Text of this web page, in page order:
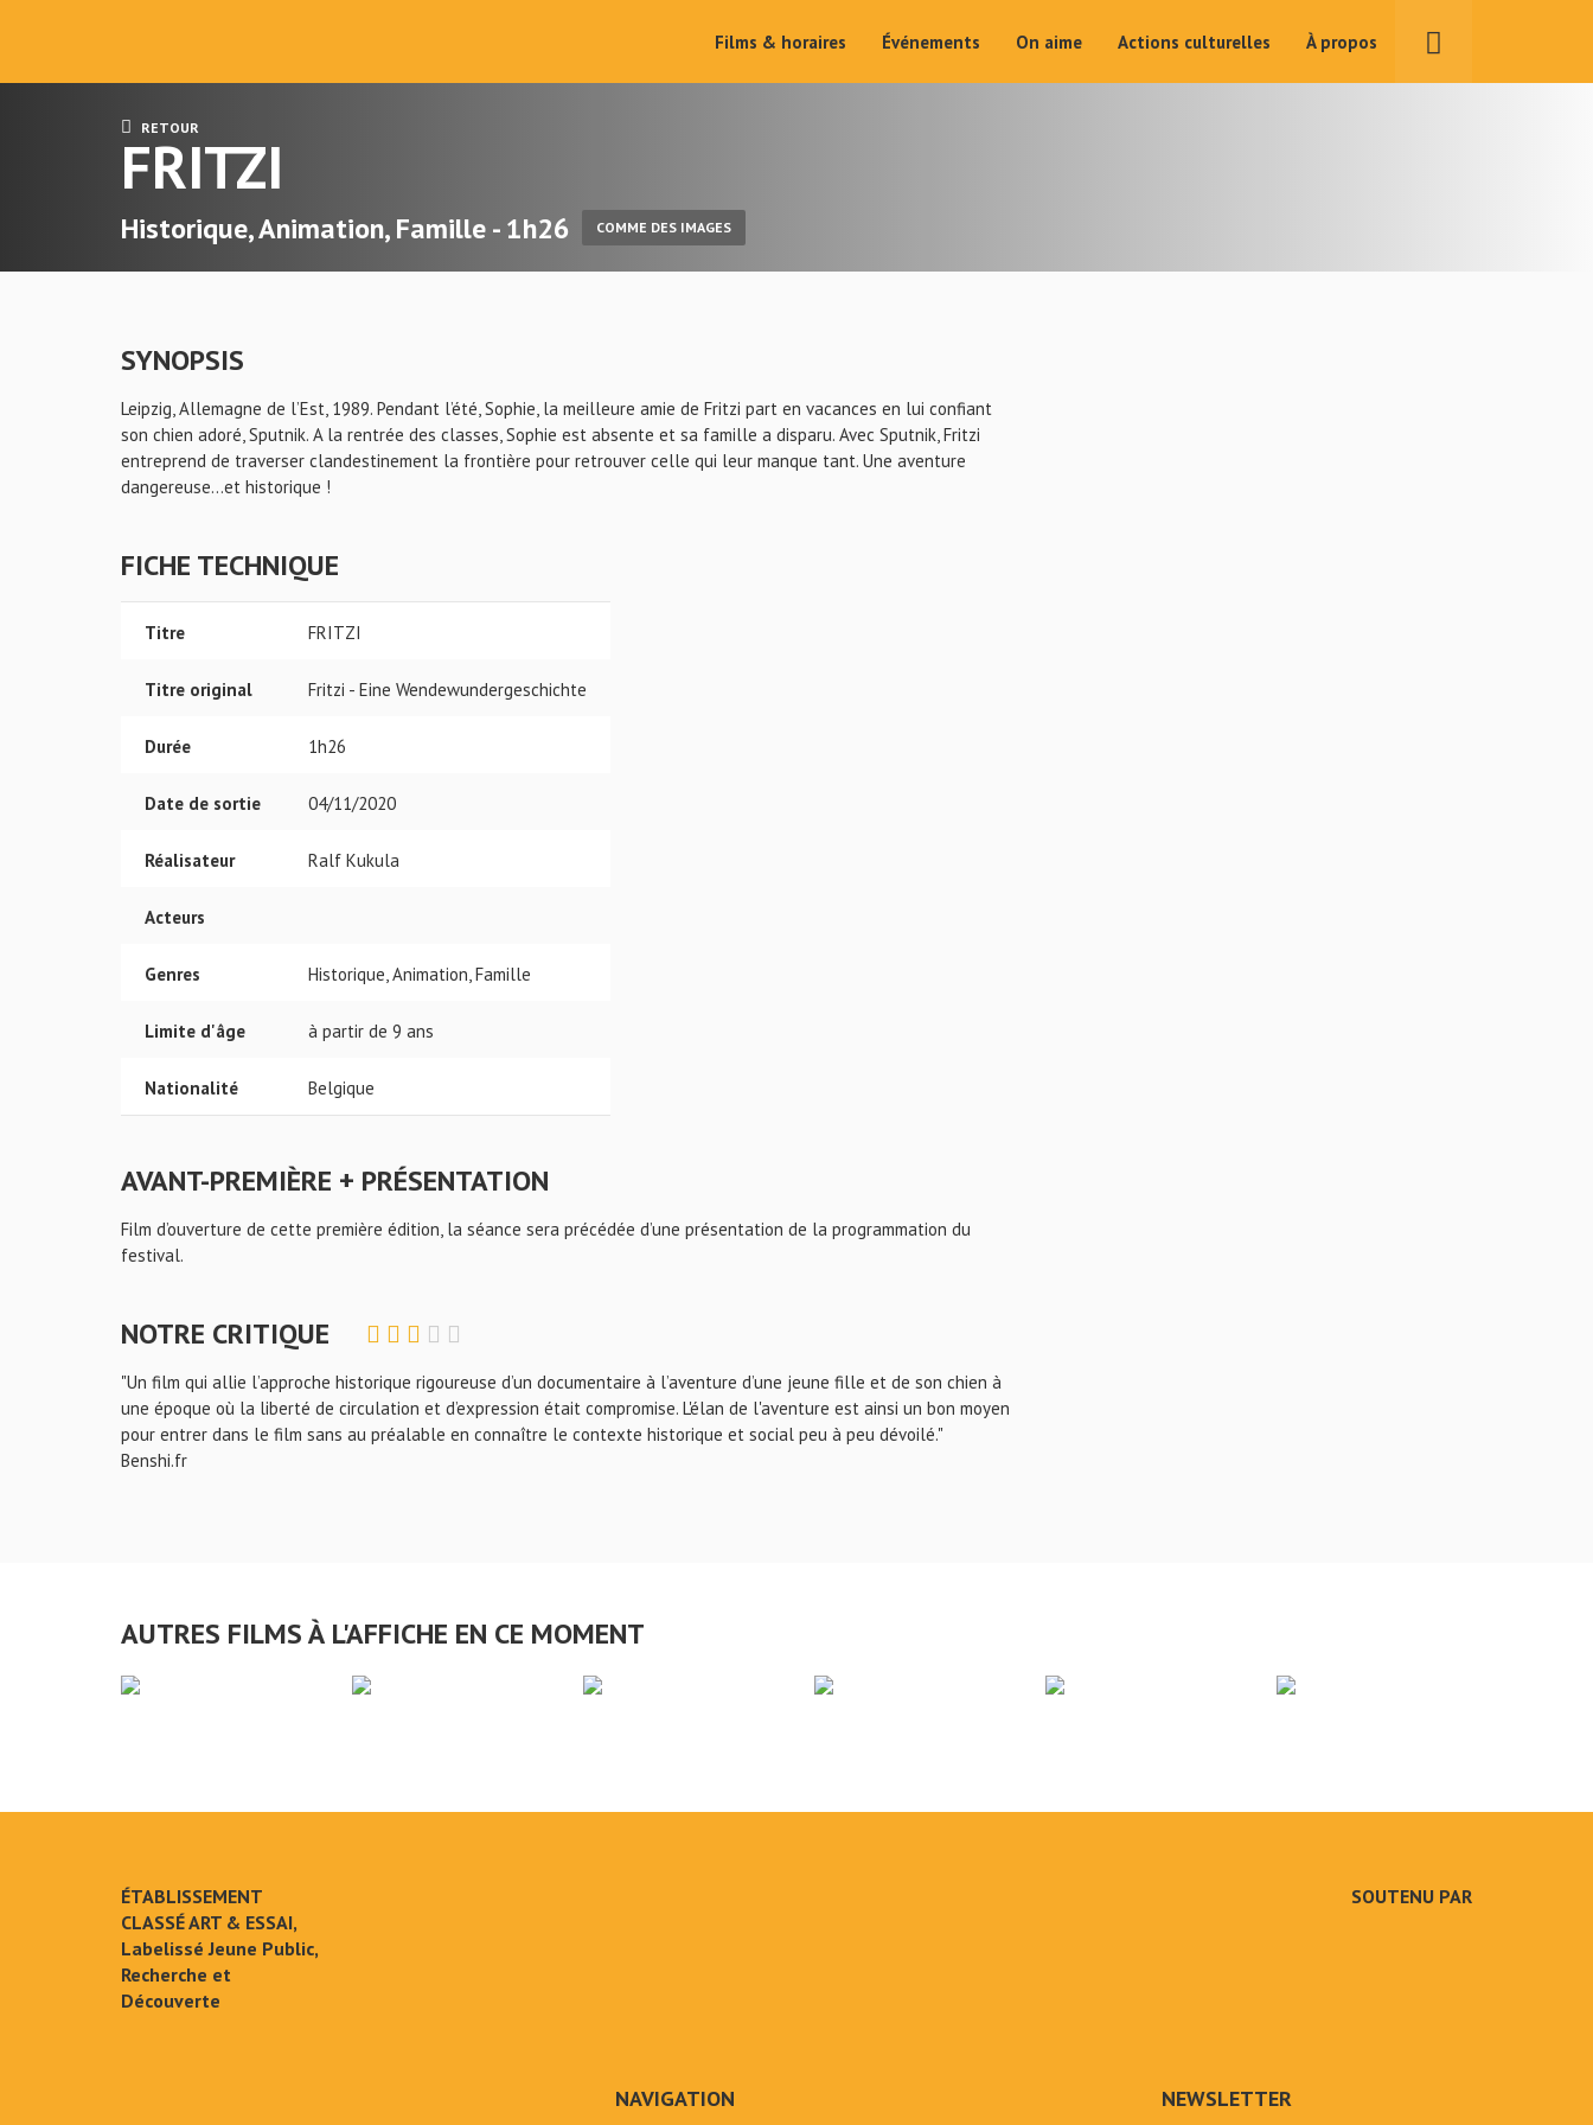
Films & horaires Événements On aime Actions culturelles À propos
RETOUR
FRITZI
Historique, Animation, Famille - 1h26 COMME DES IMAGES
SYNOPSIS
Leipzig, Allemagne de l’Est, 1989. Pendant l’été, Sophie, la meilleure amie de Fritzi part en vacances en lui confiant
son chien adoré, Sputnik. A la rentrée des classes, Sophie est absente et sa famille a disparu. Avec Sputnik, Fritzi
entreprend de traverser clandestinement la frontière pour retrouver celle qui leur manque tant. Une aventure
dangereuse...et historique !
FICHE TECHNIQUE
Titre FRITZI
Titre original Fritzi - Eine Wendewundergeschichte
Durée 1h26
Date de sortie 04/11/2020
Réalisateur Ralf Kukula
Acteurs
Genres Historique, Animation, Famille
Limite d'âge à partir de 9 ans
Nationalité Belgique
AVANT-PREMIÈRE + PRÉSENTATION
Film d’ouverture de cette première édition, la séance sera précédée d’une présentation de la programmation du
festival.
NOTRE CRITIQUE
"Un film qui allie l’approche historique rigoureuse d’un documentaire à l’aventure d’une jeune fille et de son chien à
une époque où la liberté de circulation et d’expression était compromise. L'élan de l'aventure est ainsi un bon moyen
pour entrer dans le film sans au préalable en connaître le contexte historique et social peu à peu dévoilé."
Benshi.fr
AUTRES FILMS À L'AFFICHE EN CE MOMENT
ÉTABLISSEMENT
CLASSÉ ART & ESSAI,
Labelissé Jeune Public,
Recherche et
Découverte
SOUTENU PAR
NAVIGATION NEWSLETTER